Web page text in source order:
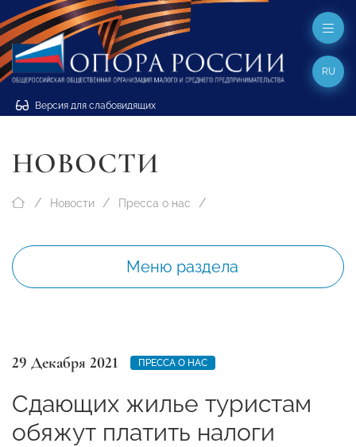
Версия для слабовидящих
RU
НОВОСТИ
Новости Пресса о нас
Меню раздела
29 Декабря 2021 ПРЕССА О НАС
Сдающих жилье туристам
обяжут платить налоги